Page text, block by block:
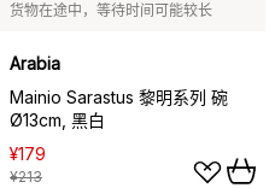
货物在途中，等待时间可能较长
Arabia
Mainio Sarastus 黎明系列 碗
Ø13cm, 黑白
¥179
¥213